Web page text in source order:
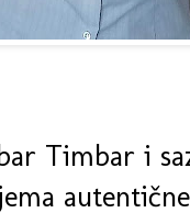
Timbar i